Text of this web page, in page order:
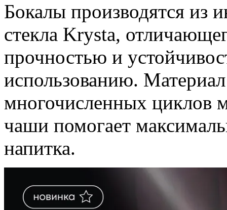
Бокалы производятся из
стекла Krysta,
прочностью и
использованию.
многочисленных циклов
чаши помогает
напитка.